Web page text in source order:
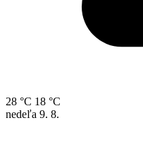
28 °C 18 °C
nedeľa 9. 8.